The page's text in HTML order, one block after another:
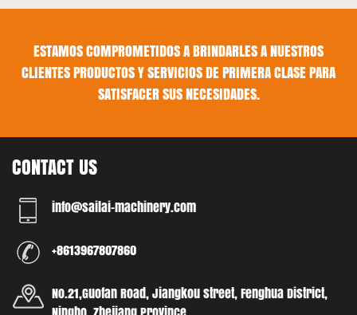
ESTAMOS COMPROMETIDOS A BRINDARLES A NUESTROS
CLIENTES PRODUCTOS Y SERVICIOS DE PRIMERA CLASE PARA
SATISFACER SUS NECESIDADES.
CONTACT US
info@sailai-machinery.com
+8613967807860
No.21,Guofan Road, Jiangkou street, Fenghua District,